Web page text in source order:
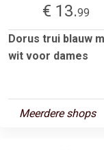
€ 13.99
Dorus trui blauw
wit voor dames
Meerdere shops